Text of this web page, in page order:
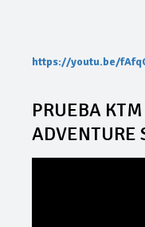
https://youtu.be/
PRUEBA
ADVENTURE